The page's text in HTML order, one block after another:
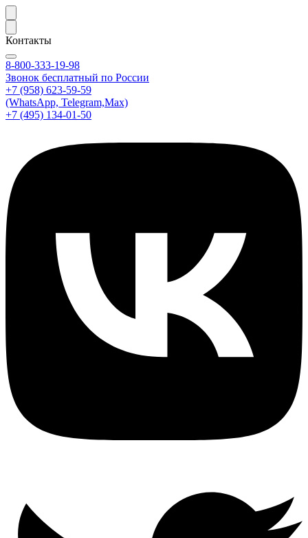
Контакты
8-800-333-19-98
Звонок бесплатный по России
+7 (958) 623-59-59
(WhatsApp, Telegram,Max)
+7 (495) 134-01-50